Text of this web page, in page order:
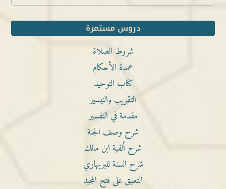
دروس مستمرة
شروط الصلاة
عمدة الأحكام
كتاب التوحيد
التقريب والتيسير
مقدمة في التفسير
شرح وصف الجنة
شرح ألفية ابن مالك
شرح السنة للبربهاري
التعليق على فتح المجيد